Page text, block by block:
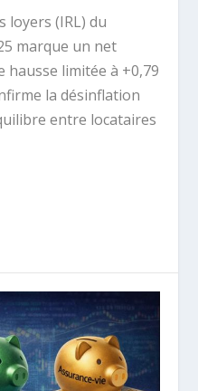
loyers (IRL) du
marque un net
hausse limitée à +0,79
la désinflation
entre locataires